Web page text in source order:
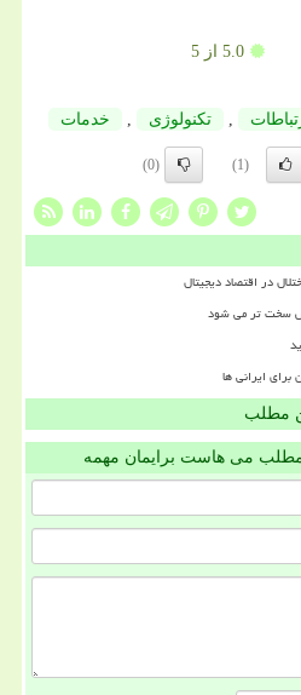
5.0 از 5
, تكنولوژی , خدمات
(1)
(0)
در اقتصاد دیجیتال
سخت تر می شود
ایرانی ها
مطلب
می هاست برایمان مهمه